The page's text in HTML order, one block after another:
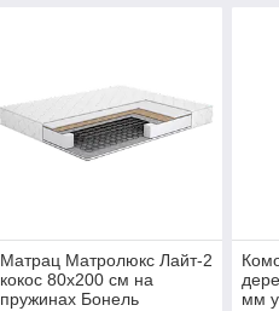
Матрац Матролюкс Лайт-2
кокос 80х200 см на
пружинах Бонель
мм у